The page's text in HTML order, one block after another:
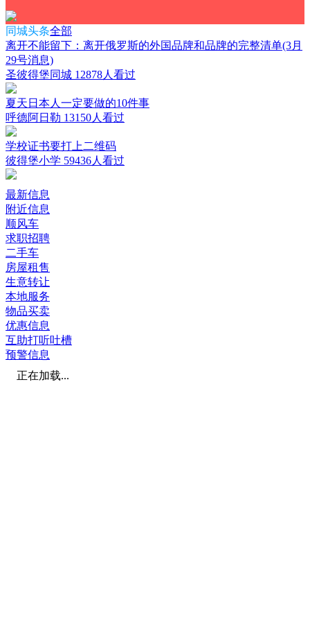
同城头条全部
离开不能留下：离开俄罗斯的外国品牌和品牌的完整清单(3月
29号消息)
圣彼得堡同城 12878人看过
夏天日本人一定要做的10件事
呼德阿日勒 13150人看过
学校证书要打上二维码
彼得堡小学 59436人看过
最新信息
附近信息
顺风车
求职招聘
二手车
房屋租售
生意转让
本地服务
物品买卖
优惠信息
互助打听吐槽
预警信息
正在加载...